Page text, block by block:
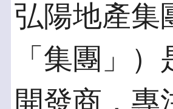
弘陽地產集
「集團」
開發商，專